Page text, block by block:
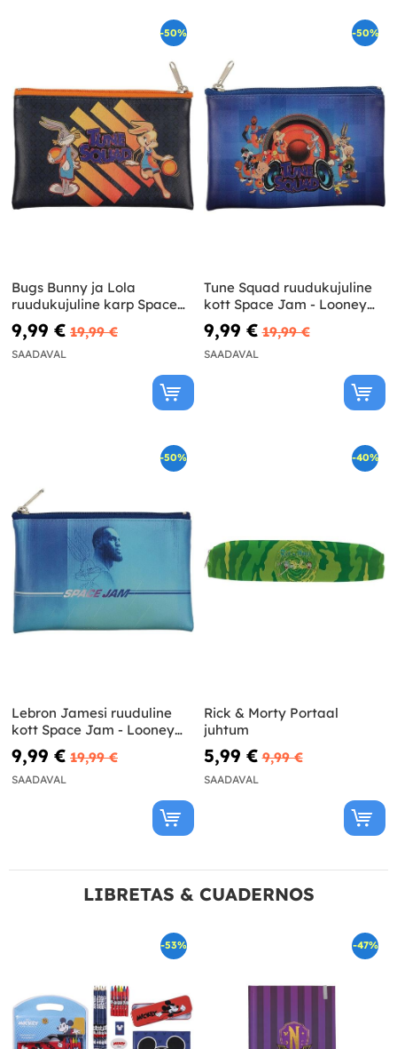
-50%
Bugs Bunny ja Lola
ruudukujuline karp Space
Jam - Looney Tunes
9,99 € 19,99 €
SAADAVAL
-50%
Tune Squad ruudukujuline
kott Space Jam - Looney
Tunes
9,99 € 19,99 €
SAADAVAL
-50%
Lebron Jamesi ruuduline
kott Space Jam - Looney
Tunes
9,99 € 19,99 €
SAADAVAL
-40%
Rick & Morty Portaal
juhtum
5,99 € 9,99 €
SAADAVAL
LIBRETAS & CUADERNOS
-53% -47%